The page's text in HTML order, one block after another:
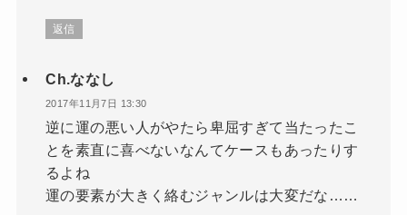
返信
Ch.ななし
2017年11月7日 13:30
逆に運の悪い人がやたら卑屈すぎて当たったこ
とを素直に喜べないなんてケースもあったりす
るよね
運の要素が大きく絡むジャンルは大変だな……